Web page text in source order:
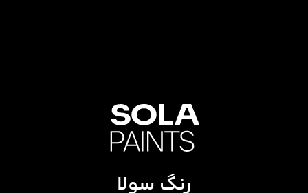
رنگ سولا